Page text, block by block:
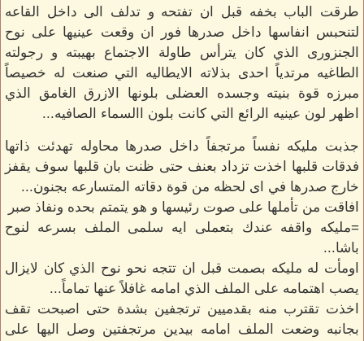
طرقت الباب بخفه قبل ان تفتحه و تدلف الى داخل القاعه
لتنحبس انفاسها داخل صدرها فور ان وقعت عينيها على نوح
الجنزورى الذي كان يترأس طاولة الاجتماع بهيبته و رجولته
الطاغيه مرتدياً احدى بذلاته الايطاليه التي صنعت له خصيصاً
مبرزه قوة بنيته وجسده العضلى بلونها الازرق الغامق الذي
اظهر لون عينيه الرائع التي كانت بلون االسماء الصافيه...
جذبت مليكه نفساً مرتجفاً داخل صدرها محاوله تهدئت ذاتها
فدقات قلبها اخذت تزداد بعنف حتى ظنت بان قلبها سوف يقفز
خارج صدرها في اى لحظه من قوة دقاته المتسارعه بجنون...
افاقت من تأملها على صوت رئيسها و هو يتمتم بحده ونفاذ صبر
=مليكه واقفه عندك بتعملى ايه سلمى الملف بسرعه لنوح
باشا...
اومأت له مليكه بصمت قبل ان تتجه نحو نوح الذي كان لايزال
يصب اهتمامه على الملف الذي امامه غافلاً عنها تماماً...
اخذت تقترب منه بقدميين ترتجفين بشدة حتى اصبحت تقف
بجانبه وضعت الملف امامه بيدين مرتجفتين وصل اليها على